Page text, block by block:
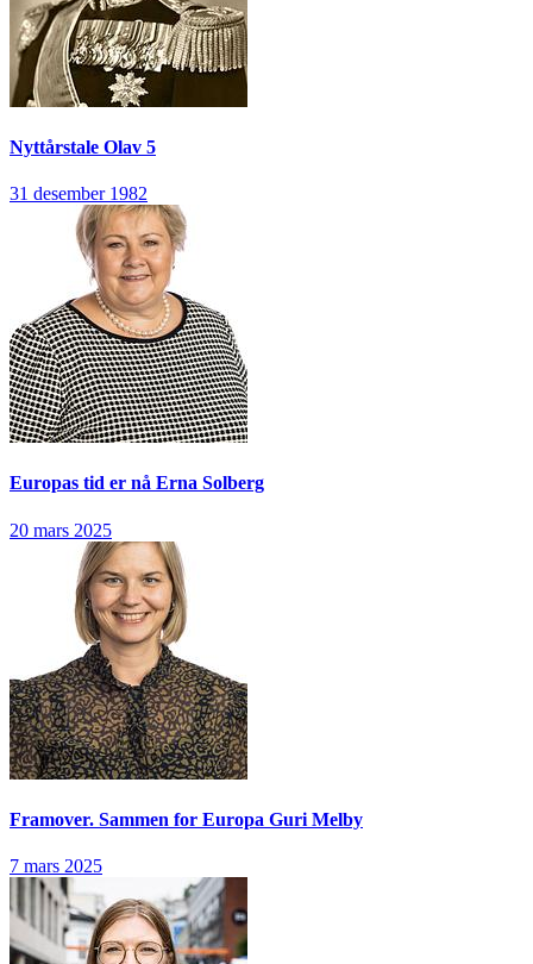
Nyttårstale Olav 5
31 desember 1982
Europas tid er nå Erna Solberg
20 mars 2025
Framover. Sammen for Europa Guri Melby
7 mars 2025